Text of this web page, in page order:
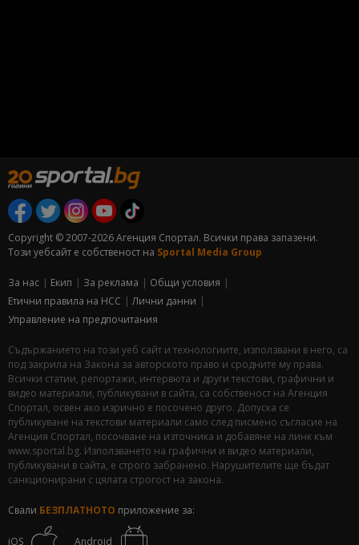
Copyright © 2007-2026 Агенция Спортал. Всички права запазени.
Този уебсайт е собственост на Sportal Media Group
За нас Екип За рекламa
Общи условия
Етични правила на НСС
Лични данни
Управление на предпочитания
Съдържанието на този уеб сайт и технологиите, използвани в него, са
под закрила на Закона за авторското право и сродните му права.
Всички статии, репортажи, интервюта и други текстови, графични и
видео материали, публикувани в сайта, са собственост на Агенция
Спортал, освен ако изрично е посочено друго. Допуска се
публикуване на текстови материали само след писмено съгласие на
Агенция Спортал, посочване на източника и добавяне на линк към
www.sportal.bg. Използването на графични и видео материали,
публикувани в сайта, е строго забранено. Нарушителите ще бъдат
санкционирани с цялата строгост на закона.
Свали БЕЗПЛАТНОТО приложение за:
iOS Android